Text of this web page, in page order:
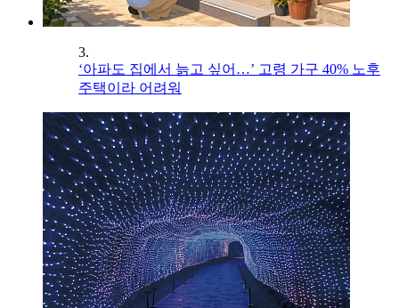
3.
‘아파도 집에서 늙고 싶어…’ 고령 가구 40% 노후
주택이라 어려워